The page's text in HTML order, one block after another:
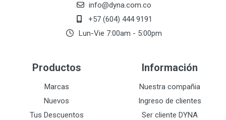
info@dyna.com.co
+57 (604) 444 9191
Lun-Vie 7:00am - 5:00pm
Productos
Marcas
Nuevos
Tus Descuentos
Información
Nuestra compañia
Ingreso de clientes
Ser cliente DYNA